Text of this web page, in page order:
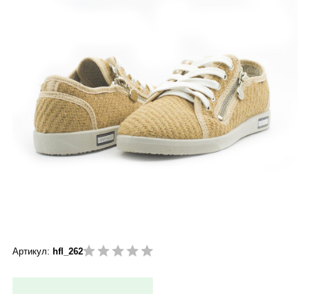
Артикул: hfl_262